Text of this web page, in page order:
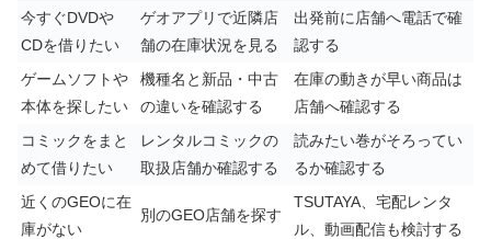
今すぐDVDや
CDを借りたい
ゲオアプリで近隣店
舗の在庫状況を見る
出発前に店舗へ電話で確
認する
ゲームソフトや
本体を探したい
機種名と新品・中古
の違いを確認する
在庫の動きが早い商品は
店舗へ確認する
コミックをまと
めて借りたい
レンタルコミックの
取扱店舗か確認する
読みたい巻がそろってい
るか確認する
近くのGEOに在
庫がない
別のGEO店舗を探す
TSUTAYA、宅配レンタ
ル、動画配信も検討する